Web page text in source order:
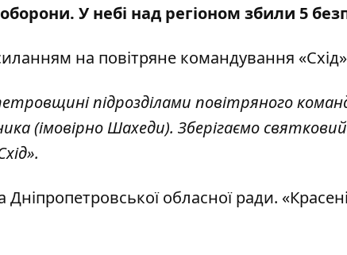
. У небі над регіоном збили 5
на повітряне командування
підрозділами повітряного
(імовірно Шахеди). Зберігаємо
обласної ради.